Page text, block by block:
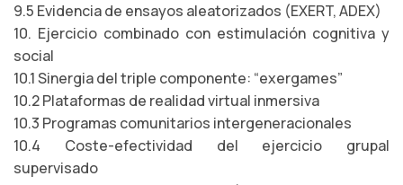
9.5 Evidencia de ensayos aleatorizados (EXERT, ADEX)
10. Ejercicio combinado con estimulación cognitiva y
social
10.1 Sinergia del triple componente: “exergames”
10.2 Plataformas de realidad virtual inmersiva
10.3 Programas comunitarios intergeneracionales
10.4 Coste-efectividad del ejercicio grupal
supervisado